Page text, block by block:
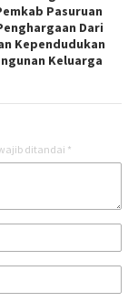
Pasuruan
Dari
Kependudukan
Keluarga
ditandai *